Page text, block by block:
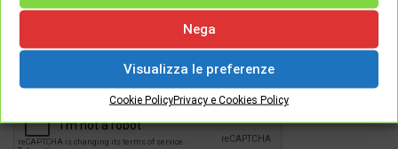
Nega
Visualizza le preferenze
Cookie PolicyPrivacy e Cookies Policy
Password
[apsl-login-lite login]